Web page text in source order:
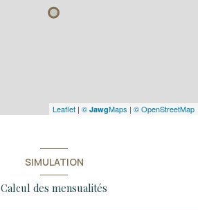
Leaflet | © JawgMaps | © OpenStreetMap
SIMULATION
Calcul des mensualités